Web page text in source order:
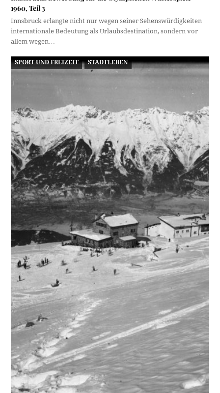
1960, Teil 3
Innsbruck erlangte nicht nur wegen seiner Sehenswürdigkeiten
internationale Bedeutung als Urlaubsdestination, sondern vor
allem wegen…
SPORT UND FREIZEIT STADTLEBEN